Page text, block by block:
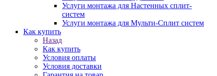
Услуги монтажа для Настенных сплит-
систем
Услуги монтажа для Мульти-Сплит систем
Как купить
Назад
Как купить
Условия оплаты
Условия доставки